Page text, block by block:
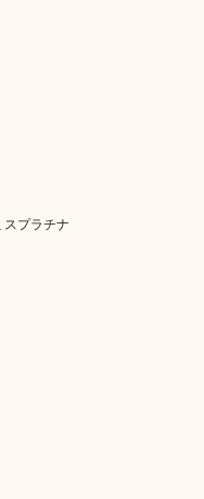
プラチナ